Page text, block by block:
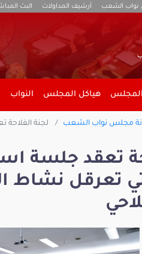
الشعب أرشيف المداولات البث
المجلس هياكل المجلس النواب
مجلس نواب الشعب لجنة الفلاحة
تعقد جلسة
تعرقل نشاط